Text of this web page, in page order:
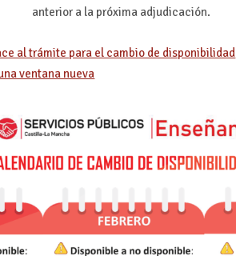
anterior a la próxima adjudicación.
al trámite para el cambio de disponibilidad